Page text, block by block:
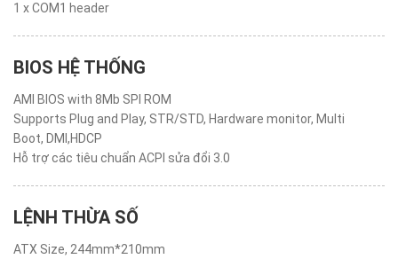
1 x COM1 header
BIOS HỆ THỐNG
AMI BIOS with 8Mb SPI ROM
Supports Plug and Play, STR/STD, Hardware monitor, Multi
Boot, DMI,HDCP
Hỗ trợ các tiêu chuẩn ACPI sửa đổi 3.0
LỆNH THỪA SỐ
ATX Size, 244mm*210mm